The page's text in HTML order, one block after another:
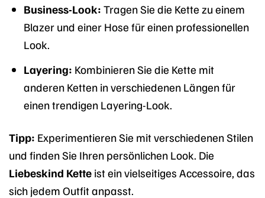
Business-Look: Tragen Sie die Kette zu einem
Blazer und einer Hose für einen professionellen
Look.
Layering: Kombinieren Sie die Kette mit
anderen Ketten in verschiedenen Längen für
einen trendigen Layering-Look.
Tipp: Experimentieren Sie mit verschiedenen Stilen
und finden Sie Ihren persönlichen Look. Die
Liebeskind Kette ist ein vielseitiges Accessoire, das
sich jedem Outfit anpasst.